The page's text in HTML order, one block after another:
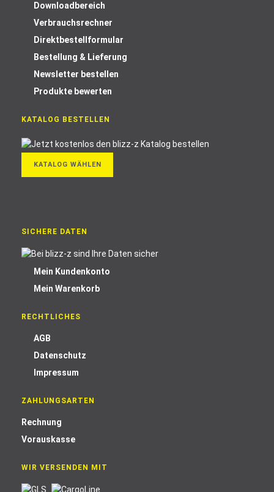
Downloadbereich
Verbrauchsrechner
Direktbestellformular
Bestellung & Lieferung
Newsletter bestellen
Produkte bewerten
KATALOG BESTELLEN
KATALOG WÄHLEN
SICHERE DATEN
Mein Kundenkonto
Mein Warenkorb
RECHTLICHES
AGB
Datenschutz
Impressum
ZAHLUNGSARTEN
Rechnung
Vorauskasse
WIR VERSENDEN MIT